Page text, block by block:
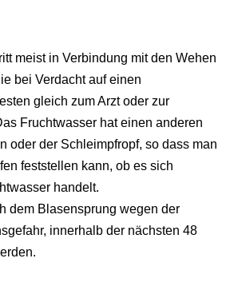
meist in Verbindung mit den Wehen
bei Verdacht auf einen
gleich zum Arzt oder zur
Fruchtwasser hat einen anderen
oder der Schleimpfropf, so dass man
feststellen kann, ob es sich
handelt.
dem Blasensprung wegen der
innerhalb der nächsten 48